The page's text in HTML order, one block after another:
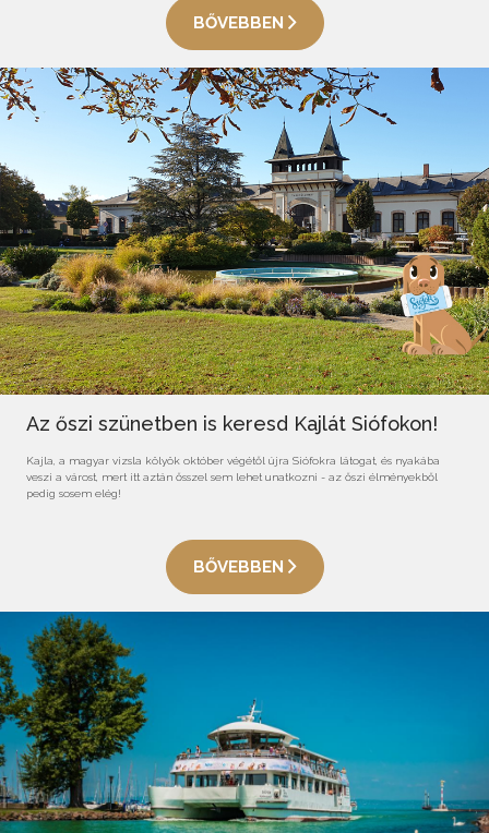
BŐVEBBEN
Az őszi szünetben is keresd Kajlát Siófokon!
Kajla, a magyar vizsla kölyök október végétől újra Siófokra látogat, és nyakába
veszi a várost, mert itt aztán ősszel sem lehet unatkozni - az őszi élményekből
pedig sosem elég!
BŐVEBBEN